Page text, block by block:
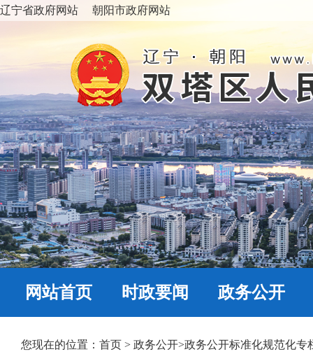
辽宁省政府网站 朝阳市政府网站
网站首页 时政要闻 政务公开
您现在的位置： 首页 > 政务公开>政务公开标准化规范化专